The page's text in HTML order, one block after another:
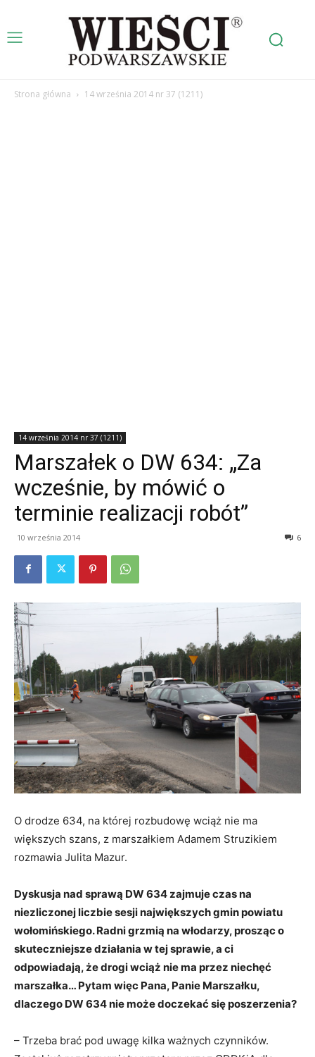
Strona główna 14 września 2014 nr 37 (1211)
14 września 2014 nr 37 (1211)
Marszałek o DW 634: „Za
wcześnie, by mówić o
terminie realizacji robót”
10 września 2014 6
O drodze 634, na której rozbudowę wciąż nie ma
większych szans, z marszałkiem Adamem Struzikiem
rozmawia Julita Mazur.
Dyskusja nad sprawą DW 634 zajmuje czas na
niezliczonej liczbie sesji największych gmin powiatu
wołomińskiego. Radni grzmią na włodarzy, prosząc o
skuteczniejsze działania w tej sprawie, a ci
odpowiadają, że drogi wciąż nie ma przez niechęć
marszałka… Pytam więc Pana, Panie Marszałku,
dlaczego DW 634 nie może doczekać się poszerzenia?
– Trzeba brać pod uwagę kilka ważnych czynników.